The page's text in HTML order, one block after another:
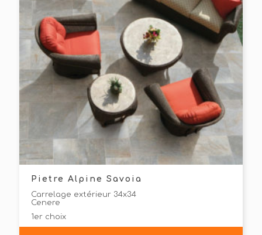
Pietre Alpine Savoia
Carrelage extérieur 34x34
Cenere
1er choix